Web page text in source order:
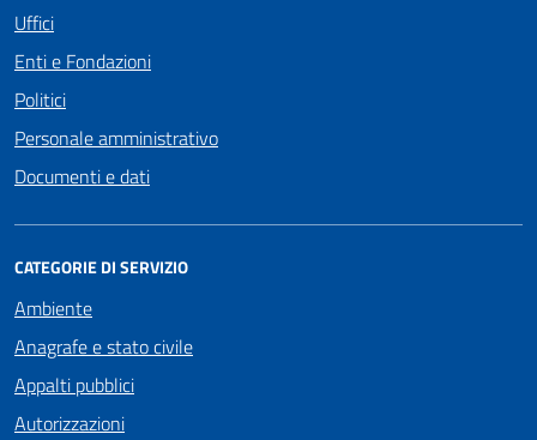
Uffici
Enti e Fondazioni
Politici
Personale amministrativo
Documenti e dati
CATEGORIE DI SERVIZIO
Ambiente
Anagrafe e stato civile
Appalti pubblici
Autorizzazioni